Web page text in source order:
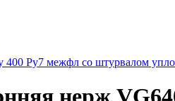
Ру7 межфл со штурвалом